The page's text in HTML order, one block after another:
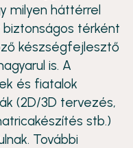
milyen háttérrel
térként
készségfejlesztő
is. A
és fiatalok
(2D/3D tervezés,
stb.)
További